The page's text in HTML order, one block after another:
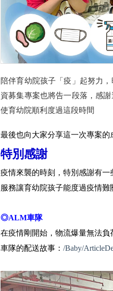
陪伴育幼院孩子「疫」起努力
資募集專案也將告一段落，感
使育幼院順利度過這段時間
最後也向大家分享這一次專案的
特別感謝
疫情來襲的時刻，特別感謝有
服務讓育幼院孩子能度過疫情難
◎ALM車隊
在疫情剛開始，物流爆量無法
車隊的配送故事： /Baby/